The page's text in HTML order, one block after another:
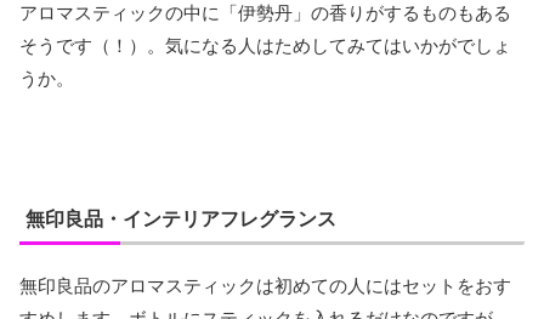
アロマスティックの中に「伊勢丹」の香りがするものもある
そうです（！）。気になる人はためしてみてはいかがでしょ
うか。
無印良品・インテリアフレグランス
無印良品のアロマスティックは初めての人にはセットをおす